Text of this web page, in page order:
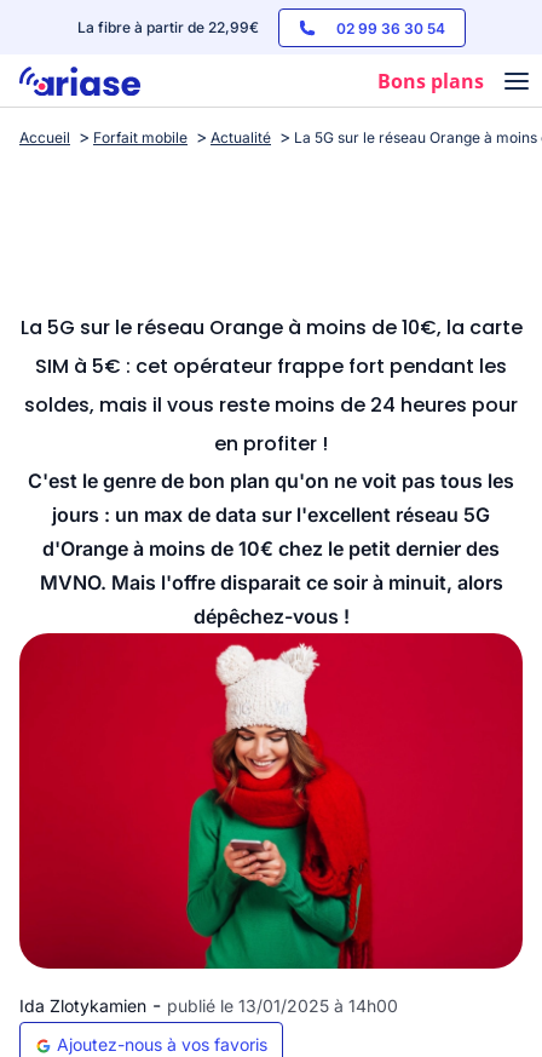
La fibre à partir de 22,99€ 02 99 36 30 54
Bons plans
Box internet
Streaming
Accueil Forfait mobile Actualité La 5G sur le réseau Orange à
La 5G sur le réseau Orange à moins de 10€, la carte
SIM à 5€ : cet opérateur frappe fort pendant les
soldes, mais il vous reste moins de 24 heures pour
en profiter !
C'est le genre de bon plan qu'on ne voit pas tous les
jours : un max de data sur l'excellent réseau 5G
d'Orange à moins de 10€ chez le petit dernier des
MVNO. Mais l'offre disparait ce soir à minuit, alors
dépêchez-vous !
Ida Zlotykamien - publié le 13/01/2025 à 14h00
Ajoutez-nous à vos favoris